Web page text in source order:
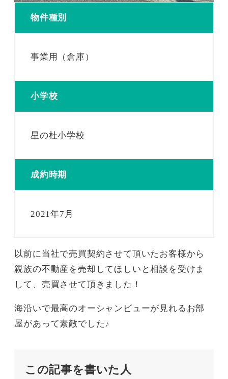
物件種別
事業用（倉庫）
小学校
星の杜小学校
成約時期
2021年7月
以前に当社で売買契約させて頂いたお客様から
親族の不動産を売却してほしいと相談を受けま
して、売買させて頂きました！
海沿いで最高のオーシャンビューが見れるお部
屋があって素敵でした♪
この記事を書いた人